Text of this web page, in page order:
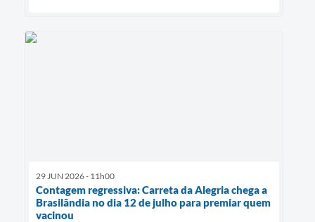
29 JUN 2026 - 11h00
Contagem regressiva: Carreta da Alegria chega a
Brasilândia no dia 12 de julho para premiar quem
vacinou